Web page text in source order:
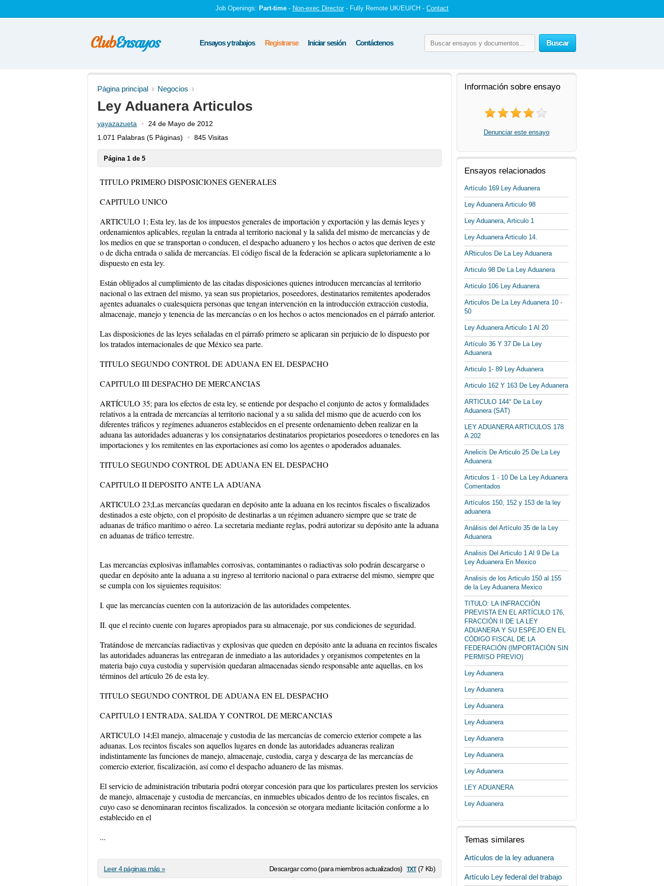
Job Openings: Part-time - Non-exec Director - Fully Remote UK/EU/CH - Contact
Buscar
Ensayos y trabajos Registrarse Iniciar sesión Contáctenos
Página principal Negocios
Ley Aduanera Articulos
yayazazueta
24 de Mayo de 2012
1.071 Palabras (5 Páginas) 845 Visitas
Página 1 de 5
TITULO PRIMERO DISPOSICIONES GENERALES
CAPITULO UNICO
ARTICULO 1; Esta ley, las de los impuestos generales de importación y exportación y las demás leyes y
ordenamientos aplicables, regulan la entrada al territorio nacional y la salida del mismo de mercancías y de
los medios en que se transportan o conducen, el despacho aduanero y los hechos o actos que deriven de este
o de dicha entrada o salida de mercancías. El código fiscal de la federación se aplicara supletoriamente a lo
dispuesto en esta ley.
Están obligados al cumplimiento de las citadas disposiciones quienes introducen mercancías al territorio
nacional o las extraen del mismo, ya sean sus propietarios, poseedores, destinatarios remitentes apoderados
agentes aduanales o cualesquiera personas que tengan intervención en la introducción extracción custodia,
almacenaje, manejo y tenencia de las mercancías o en los hechos o actos mencionados en el párrafo anterior.
Las disposiciones de las leyes señaladas en el párrafo primero se aplicaran sin perjuicio de lo dispuesto por
los tratados internacionales de que México sea parte.
TITULO SEGUNDO CONTROL DE ADUANA EN EL DESPACHO
CAPITULO III DESPACHO DE MERCANCIAS
ARTÍCULO 35; para los efectos de esta ley, se entiende por despacho el conjunto de actos y formalidades
relativos a la entrada de mercancías al territorio nacional y a su salida del mismo que de acuerdo con los
diferentes tráficos y regímenes aduaneros establecidos en el presente ordenamiento deben realizar en la
aduana las autoridades aduaneras y los consignatarios destinatarios propietarios poseedores o tenedores en las
importaciones y los remitentes en las exportaciones así como los agentes o apoderados aduanales.
TITULO SEGUNDO CONTROL DE ADUANA EN EL DESPACHO
CAPITULO II DEPOSITO ANTE LA ADUANA
ARTICULO 23;Las mercancías quedaran en depósito ante la aduana en los recintos fiscales o fiscalizados
destinados a este objeto, con el propósito de destinarlas a un régimen aduanero siempre que se trate de
aduanas de tráfico marítimo o aéreo. La secretaria mediante reglas, podrá autorizar su depósito ante la aduana
en aduanas de tráfico terrestre.
Las mercancías explosivas inflamables corrosivas, contaminantes o radiactivas solo podrán descargarse o
quedar en depósito ante la aduana a su ingreso al territorio nacional o para extraerse del mismo, siempre que
se cumpla con los siguientes requisitos:
I. que las mercancías cuenten con la autorización de las autoridades competentes.
II. que el recinto cuente con lugares apropiados para su almacenaje, por sus condiciones de seguridad.
Tratándose de mercancías radiactivas y explosivas que queden en depósito ante la aduana en recintos fiscales
las autoridades aduaneras las entregaran de inmediato a las autoridades y organismos competentes en la
materia bajo cuya custodia y supervisión quedaran almacenadas siendo responsable ante aquellas, en los
términos del artículo 26 de esta ley.
TITULO SEGUNDO CONTROL DE ADUANA EN EL DESPACHO
CAPITULO I ENTRADA, SALIDA Y CONTROL DE MERCANCIAS
ARTICULO 14;El manejo, almacenaje y custodia de las mercancías de comercio exterior compete a las
aduanas. Los recintos fiscales son aquellos lugares en donde las autoridades aduaneras realizan
indistintamente las funciones de manejo, almacenaje, custodia, carga y descarga de las mercancías de
comercio exterior, fiscalización, así como el despacho aduanero de las mismas.
El servicio de administración tributaria podrá otorgar concesión para que los particulares presten los servicios
de manejo, almacenaje y custodia de mercancías, en inmuebles ubicados dentro de los recintos fiscales, en
cuyo caso se denominaran recintos fiscalizados. la concesión se otorgara mediante licitación conforme a lo
establecido en el
...
Descargar como (para miembros actualizados) txt(7 Kb)
Leer 4 páginas más »
Información sobre ensayo
Denunciar este ensayo
Ensayos relacionados
Artículo 169 Ley Aduanera
Ley Aduanera Articulo 98
Ley Aduanera, Articulo 1
Ley Aduanera Articulo 14.
ARticulos De La Ley Aduanera
Articulo 98 De La Ley Aduanera
Articulo 106 Ley Aduanera
Articulos De La Ley Aduanera 10 -
50
Ley Aduanera Articulo 1 Al 20
Artículo 36 Y 37 De La Ley
Aduanera
Articulo 1- 89 Ley Aduanera
Articulo 162 Y 163 De Ley Aduanera
ARTICULO 144° De La Ley
Aduanera (SAT)
LEY ADUANERA ARTICULOS 178
A 202
Anelicis De Articulo 25 De La Ley
Aduanera
Articulos 1 - 10 De La Ley Aduanera
Comentados
Artículos 150, 152 y 153 de la ley
aduanera
Análisis del Artículo 35 de la Ley
Aduanera
Analisis Del Articulo 1 Al 9 De La
Ley Aduanera En Mexico
Analisis de los Articulo 150 al 155
de la Ley Aduanera Mexico
TITULO: LA INFRACCIÓN
PREVISTA EN EL ARTÍCULO 176,
FRACCIÓN II DE LA LEY
ADUANERA Y SU ESPEJO EN EL
CÓDIGO FISCAL DE LA
FEDERACIÓN (IMPORTACIÓN SIN
PERMISO PREVIO)
Ley Aduanera
Ley Aduanera
Ley Aduanera
Ley Aduanera
Ley Aduanera
Ley Aduanera
Ley Aduanera
LEY ADUANERA
Ley Aduanera
Temas similares
Artículos de la ley aduanera
Artículo Ley federal del trabajo